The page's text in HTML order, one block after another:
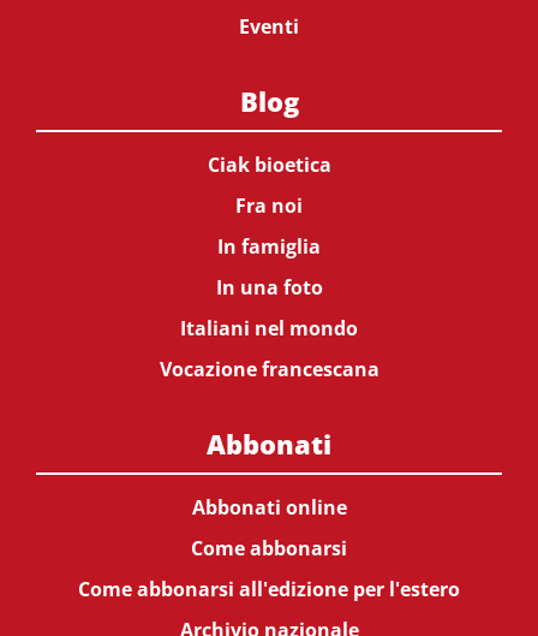
Eventi
Blog
Ciak bioetica
Fra noi
In famiglia
In una foto
Italiani nel mondo
Vocazione francescana
Abbonati
Abbonati online
Come abbonarsi
Come abbonarsi all'edizione per l'estero
Archivio nazionale